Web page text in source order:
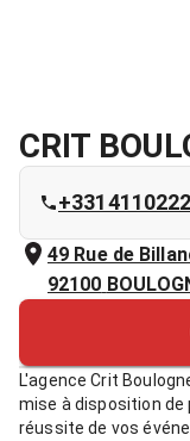
CRIT
49 Rue de
92100
L'agence Crit
mise à disposition de
réussite de vos